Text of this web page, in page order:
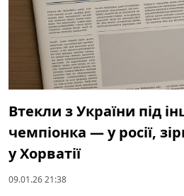
Втекли з України під
чемпіонка — у росії,
у Хорватії
09.01.26 21:38